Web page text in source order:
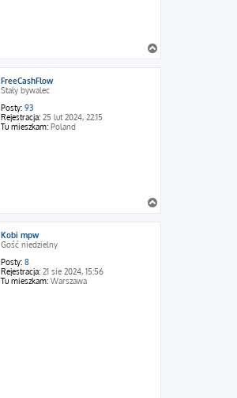
a
g
FreeCashFlow
Stały bywalec
Posty: 93
Rejestracja: 25 lut 2024, 22:15
Tu mieszkam: Poland
a
g
Kobi mpw
Gość niedzielny
Posty: 8
Rejestracja: 21 sie 2024, 15:56
Tu mieszkam: Warszawa